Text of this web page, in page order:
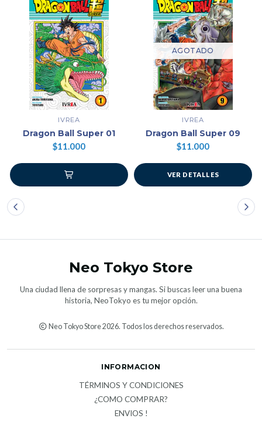
IVREA
Dragon Ball Super 01
$11.000
AGOTADO
IVREA
Dragon Ball Super 09
$11.000
VER DETALLES
Neo Tokyo Store
Una ciudad llena de sorpresas y mangas. Si buscas leer una buena
historia, NeoTokyo es tu mejor opción.
Neo Tokyo Store 2026. Todos los derechos reservados.
INFORMACION
TÉRMINOS Y CONDICIONES
¿COMO COMPRAR?
ENVIOS !